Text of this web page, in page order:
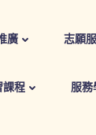
廣 志願
程 服